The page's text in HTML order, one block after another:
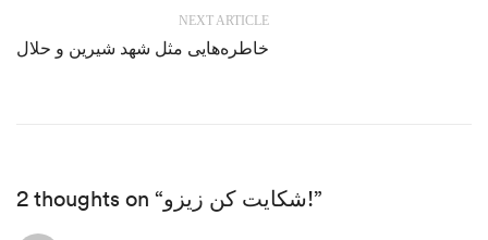
NEXT ARTICLE
خاطره‌هایی مثل شهد شیرین و حلال
2 thoughts on “شکایت کن زیزو!”